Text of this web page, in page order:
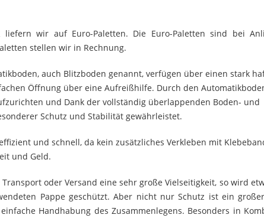
wir auf Euro-Paletten. Die Euro-Paletten sind bei
stellen wir in Rechnung.
auch Blitzboden genannt, verfügen über einen stark
Öffnung über eine Aufreißhilfe. Durch den
und Dank der vollständig überlappenden Boden- und
Schutz und Stabilität gewährleistet.
und schnell, da kein zusätzliches Verkleben mit
und Geld.
oder Versand eine sehr große Vielseitigkeit, so wird
Pappe geschützt. Aber nicht nur Schutz ist ein
Handhabung des Zusammenlegens. Besonders in